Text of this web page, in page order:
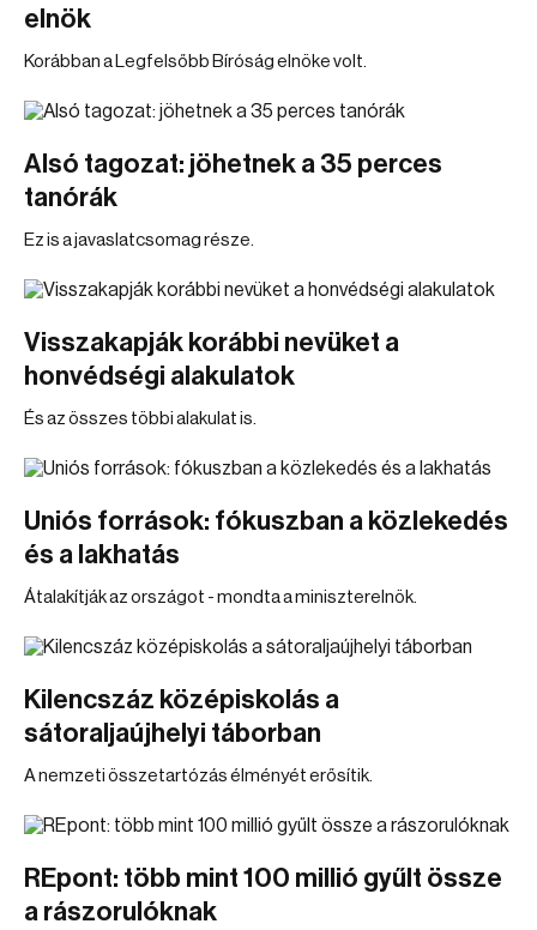
elnök
Korábban a Legfelsőbb Bíróság elnöke volt.
Alsó tagozat: jöhetnek a 35 perces
tanórák
Ez is a javaslatcsomag része.
Visszakapják korábbi nevüket a
honvédségi alakulatok
És az összes többi alakulat is.
Uniós források: fókuszban a közlekedés
és a lakhatás
Átalakítják az országot - mondta a miniszterelnök.
Kilencszáz középiskolás a
sátoraljaújhelyi táborban
A nemzeti összetartózás élményét erősítik.
REpont: több mint 100 millió gyűlt össze
a rászorulóknak